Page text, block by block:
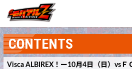
CONTENTS
Visca ALBIREX！ー10月4日（日）vsＦ